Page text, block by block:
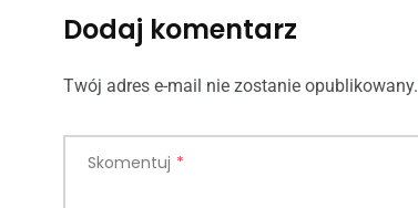
Dodaj komentarz
Twój adres e-mail nie zostanie opublikowany.
Skomentuj *